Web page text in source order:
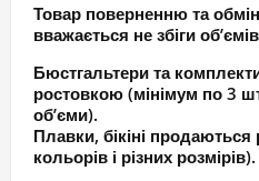
Товар поверненню та
вважається не збіги
Бюстгальтери та
ростовкою (мінімум по 3
об’єми).
Плавки, бікіні
кольорів і різних розмірів).